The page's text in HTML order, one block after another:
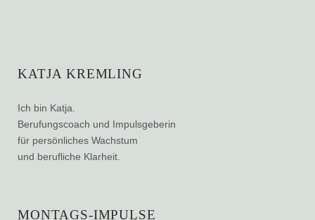
KATJA KREMLING
Ich bin Katja.
Berufungscoach und Impulsgeberin
für persönliches Wachstum
und berufliche Klarheit.
MONTAGS-IMPULSE